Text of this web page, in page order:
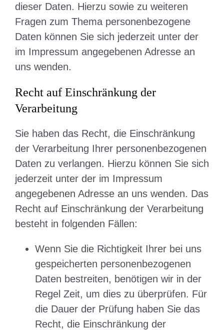
dieser Daten. Hierzu sowie zu weiteren
Fragen zum Thema personenbezogene
Daten können Sie sich jederzeit unter der
im Impressum angegebenen Adresse an
uns wenden.
Recht auf Einschränkung der
Verarbeitung
Sie haben das Recht, die Einschränkung
der Verarbeitung Ihrer personenbezogenen
Daten zu verlangen. Hierzu können Sie sich
jederzeit unter der im Impressum
angegebenen Adresse an uns wenden. Das
Recht auf Einschränkung der Verarbeitung
besteht in folgenden Fällen:
Wenn Sie die Richtigkeit Ihrer bei uns
gespeicherten personenbezogenen
Daten bestreiten, benötigen wir in der
Regel Zeit, um dies zu überprüfen. Für
die Dauer der Prüfung haben Sie das
Recht, die Einschränkung der